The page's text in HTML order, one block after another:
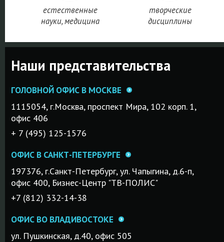
естественные
науки, медицина
творческие
дисциплины
Наши представительства
ГОЛОВНОЙ ОФИС В МОСКВЕ
1115054, г.Mосква, проспект Мира, 102 корп. 1,
офис 406
+ 7 (495) 125-1576
ОФИС В САНКТ-ПЕТЕРБУРГЕ
197376, г.Санкт-Петербург, ул. Чапыгина, д.6-п,
офис 400, Бизнес-Центр "ТВ-ПОЛИС"
+7 (812) 332-14-38
ОФИС ВО ВЛАДИВОСТОКЕ
ул. Пушкинская, д.40, офис 505